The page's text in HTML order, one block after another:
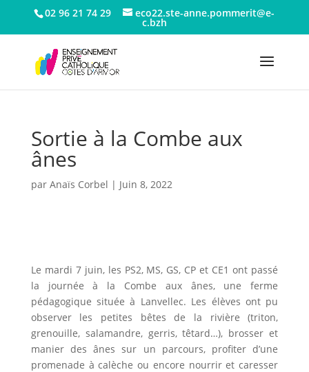
02 96 21 74 29 eco22.ste-anne.pommerit@e-
c.bzh
Sortie à la Combe aux
ânes
par Anaïs Corbel | Juin 8, 2022
Le mardi 7 juin, les PS2, MS, GS, CP et CE1 ont passé
la journée à la Combe aux ânes, une ferme
pédagogique située à Lanvellec. Les élèves ont pu
observer les petites bêtes de la rivière (triton,
grenouille, salamandre, gerris, têtard…), brosser et
manier des ânes sur un parcours, profiter d’une
promenade à calèche ou encore nourrir et caresser